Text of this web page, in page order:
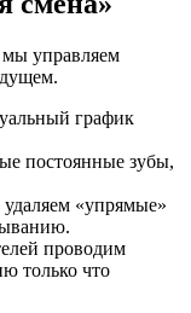
управляем
график
постоянные зубы,
«упрямые»
проводим
только что